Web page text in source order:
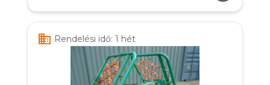
business Rendelési idő: 1 hét